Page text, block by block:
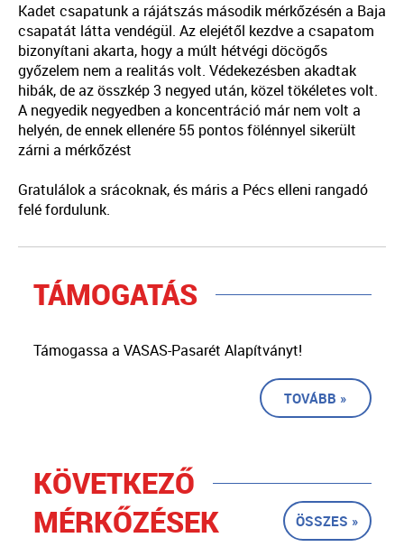
Kadet csapatunk a rájátszás második mérkőzésén a Baja
csapatát látta vendégül. Az elejétől kezdve a csapatom
bizonyítani akarta, hogy a múlt hétvégi döcögős
győzelem nem a realitás volt. Védekezésben akadtak
hibák, de az összkép 3 negyed után, közel tökéletes volt.
A negyedik negyedben a koncentráció már nem volt a
helyén, de ennek ellenére 55 pontos fölénnyel sikerült
zárni a mérkőzést
Gratulálok a srácoknak, és máris a Pécs elleni rangadó
felé fordulunk.
TÁMOGATÁS
Támogassa a VASAS-Pasarét Alapítványt!
TOVÁBB »
KÖVETKEZŐ
MÉRKŐZÉSEK
ÖSSZES »